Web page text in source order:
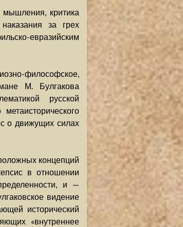
критика
за грех
евразийским
философское,
М. Булгакова
русской
о движущих силах
концепций
в отношении
и —
видение
исторический
«внутреннее